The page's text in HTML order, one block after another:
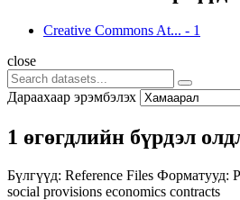
Creative Commons At... - 1
close
Дараахаар эрэмбэлэх
1 өгөгдлийн бүрдэл
Бүлгүүд: Reference Files Форматууд:
social provisions economics contracts